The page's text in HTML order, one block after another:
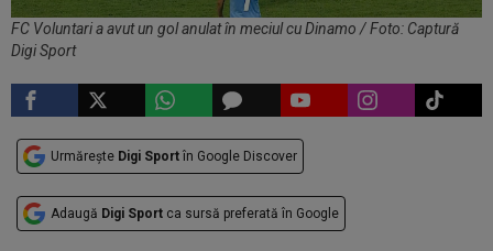
FC Voluntari a avut un gol anulat în meciul cu Dinamo / Foto: Captură
Digi Sport
Urmărește Digi Sport în Google Discover
Adaugă Digi Sport ca sursă preferată în Google